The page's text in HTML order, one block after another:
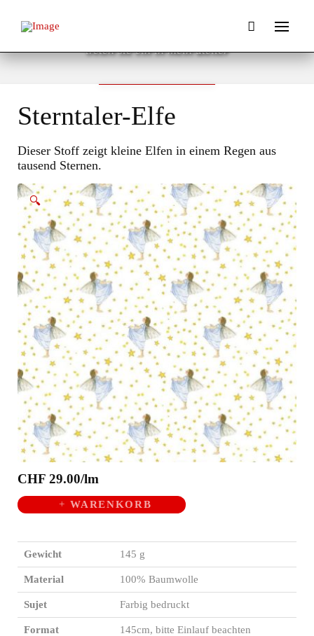
Willkommen
treten sie ein in mein atelier
Sterntaler-Elfe
Dieser Stoff zeigt kleine Elfen in einem Regen aus
tausend Sternen.
🔍
CHF 29.00/lm
WARENKORB
Gewicht 145 g
Material 100% Baumwolle
Sujet Farbig bedruckt
Format 145cm, bitte Einlauf beachten